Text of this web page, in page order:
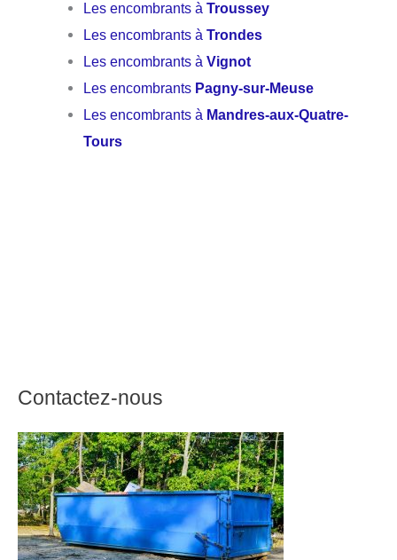
Les encombrants àTroussey
Les encombrants àTrondes
Les encombrants àVignot
Les encombrants Pagny-sur-Meuse
Les encombrants à Mandres-aux-Quatre-
Tours
Contactez-nous